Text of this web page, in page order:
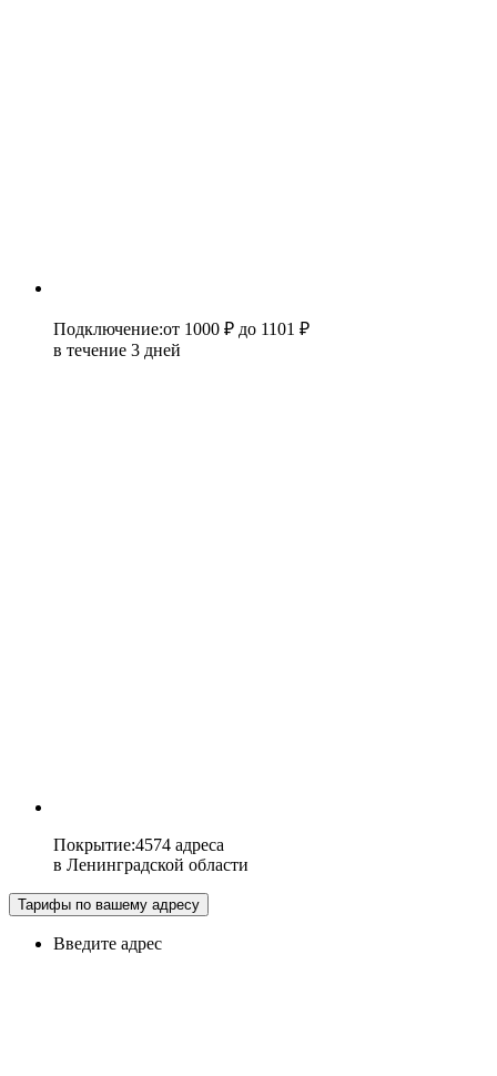
Подключение:от 1000 ₽ до 1101 ₽
в течение 3 дней
Покрытие:4574 адреса
в Ленинградской области
Тарифы по вашему адресу
Введите адрес